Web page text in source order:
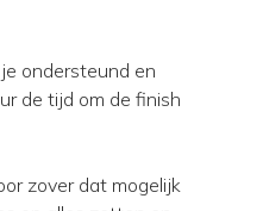
ondersteund en
de tijd om de finish
zover dat mogelijk